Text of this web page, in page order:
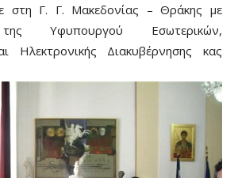
στη Γ. Γ. Μακεδονίας – Θράκης με
Υφυπουργού Εσωτερικών,
Ηλεκτρονικής Διακυβέρνησης κας